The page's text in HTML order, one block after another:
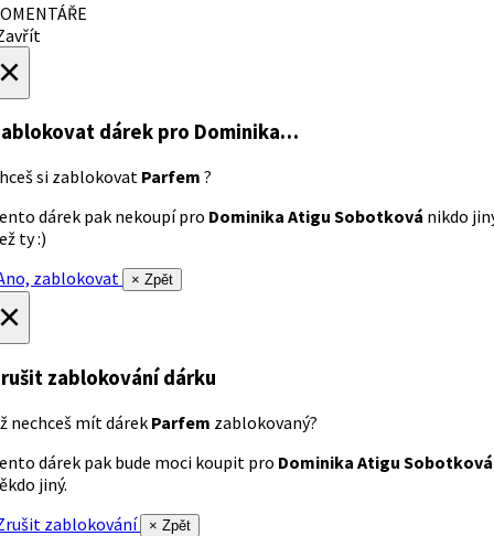
dárek pro Dominika…
si zablokovat Parfem ?
dárek pak nekoupí pro Dominika Atigu Sobotková nikdo
ty :)
zablokovat
× Zpět
zablokování dárku
nechceš mít dárek Parfem zablokovaný?
dárek pak bude moci koupit pro Dominika Atigu Sobotková
jiný.
zablokování
× Zpět